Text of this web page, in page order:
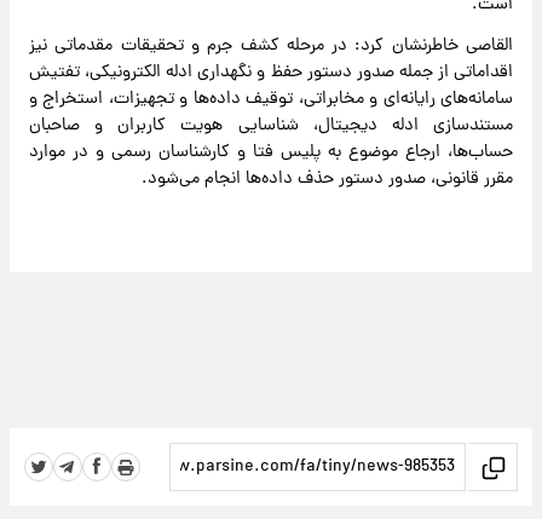
القاصی خاطرنشان کرد: در مرحله کشف جرم و تحقیقات مقدماتی نیز
اقداماتی از جمله صدور دستور حفظ و نگهداری ادله الکترونیکی، تفتیش
سامانه‌های رایانه‌ای و مخابراتی، توقیف داده‌ها و تجهیزات، استخراج و
مستندسازی ادله دیجیتال، شناسایی هویت کاربران و صاحبان
حساب‌ها، ارجاع موضوع به پلیس فتا و کارشناسان رسمی و در موارد
مقرر قانونی، صدور دستور حذف داده‌ها انجام می‌شود.